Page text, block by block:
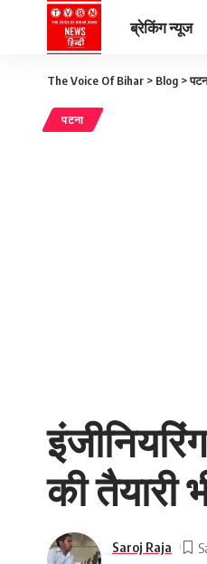
ब्रेकिंग न्यूज
The Voice Of Bihar > Blog >
पटना
की तैयारी
Saroj Raja